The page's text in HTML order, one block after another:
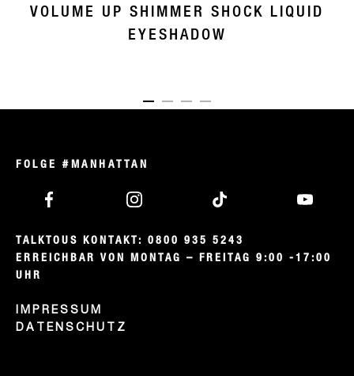
VOLUME UP SHIMMER SHOCK LIQUID
EYESHADOW
ITEM 01 (CURRENT SLIDE)
ITEM 02ITEM 03ITEM 04
FOLGE #MANHATTAN
TALKTOUS KONTAKT: 0800 935 5243
ERREICHBAR VON MONTAG – FREITAG 9:00 -17:00
UHR
IMPRESSUM
DATENSCHUTZ